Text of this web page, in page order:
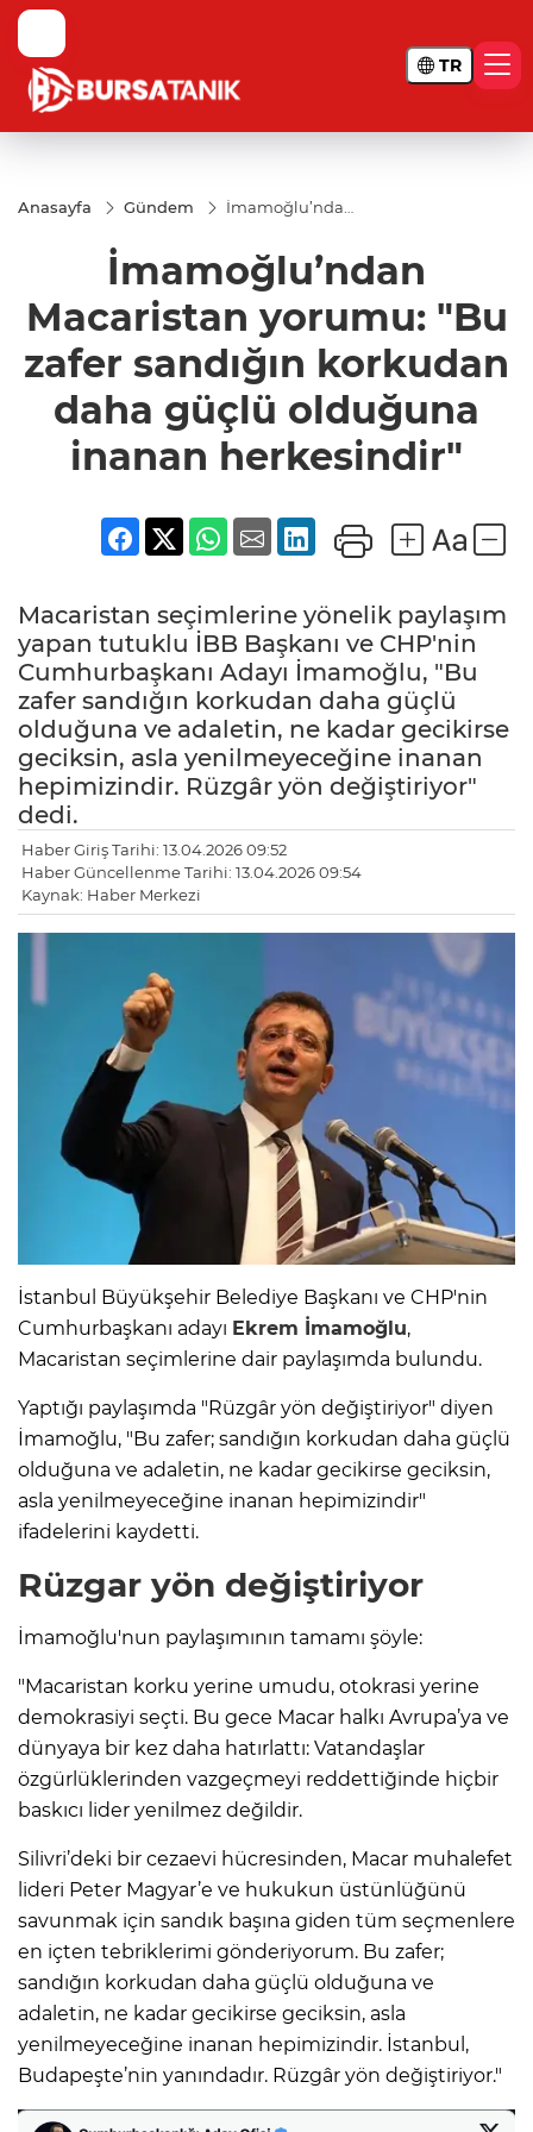
TR
Anasayfa Gündem
İmamoğlu’ndan
zafer sandığın
korkudan daha
inanan
herkesindir"
İmamoğlu’ndan
Macaristan yorumu: "Bu
zafer sandığın korkudan
daha güçlü olduğuna
inanan herkesindir"
Macaristan seçimlerine yönelik paylaşım
yapan tutuklu İBB Başkanı ve CHP'nin
Cumhurbaşkanı Adayı İmamoğlu, "Bu
zafer sandığın korkudan daha güçlü
olduğuna ve adaletin, ne kadar gecikirse
geciksin, asla yenilmeyeceğine inanan
hepimizindir. Rüzgâr yön değiştiriyor"
dedi.
Haber Giriş Tarihi: 13.04.2026 09:52
Haber Güncellenme Tarihi: 13.04.2026 09:54
Kaynak: Haber Merkezi
İstanbul Büyükşehir Belediye Başkanı ve CHP'nin
Cumhurbaşkanı adayı Ekrem İmamoğlu,
Macaristan seçimlerine dair paylaşımda bulundu.
Yaptığı paylaşımda "Rüzgâr yön değiştiriyor" diyen
İmamoğlu, "Bu zafer; sandığın korkudan daha güçlü
olduğuna ve adaletin, ne kadar gecikirse geciksin,
asla yenilmeyeceğine inanan hepimizindir"
ifadelerini kaydetti.
Rüzgar yön değiştiriyor
İmamoğlu'nun paylaşımının tamamı şöyle:
"Macaristan korku yerine umudu, otokrasi yerine
demokrasiyi seçti. Bu gece Macar halkı Avrupa’ya ve
dünyaya bir kez daha hatırlattı: Vatandaşlar
özgürlüklerinden vazgeçmeyi reddettiğinde hiçbir
baskıcı lider yenilmez değildir.
Silivri’deki bir cezaevi hücresinden, Macar muhalefet
lideri Peter Magyar’e ve hukukun üstünlüğünü
savunmak için sandık başına giden tüm seçmenlere
en içten tebriklerimi gönderiyorum. Bu zafer;
sandığın korkudan daha güçlü olduğuna ve
adaletin, ne kadar gecikirse geciksin, asla
yenilmeyeceğine inanan hepimizindir. İstanbul,
Budapeşte’nin yanındadır. Rüzgâr yön değiştiriyor."